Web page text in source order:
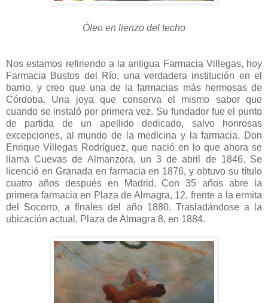
Óleo en lienzo del techo
Nos estamos refiriendo a la antigua Farmacia Villegas, hoy
Farmacia Bustos del Río, una verdadera institución en el
barrio, y creo que una de la farmacias más hermosas de
Córdoba. Una joya que conserva el mismo sabor que
cuando se instaló por primera vez. Su fundador fue el punto
de partida de un apellido dedicado, salvo honrosas
excepciones, al mundo de la medicina y la farmacia. Don
Enrique Villegas Rodríguez, que nació en lo que ahora se
llama Cuevas de Almanzora, un 3 de abril de 1846. Se
licenció en Granada en farmacia en 1876, y obtuvo su título
cuatro años después en Madrid. Con 35 años abre la
primera farmacia en Plaza de Almagra, 12, frente a la ermita
del Socorro, a finales del año 1880. Trasladándose a la
ubicación actual, Plaza de Almagra 8, en 1884.